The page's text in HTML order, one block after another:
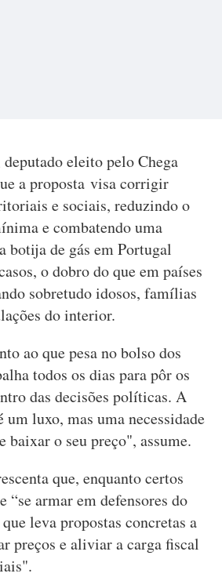
eleito pelo Chega
a proposta visa corrigir
e sociais, reduzindo o
e combatendo uma
botija de gás em Portugal
o dobro do que em países
sobretudo idosos, famílias
do interior.
ao que pesa no bolso dos
todos os dias para pôr os
das decisões políticas. A
um luxo, mas uma necessidade
baixar o seu preço", assume.
que, enquanto certos
“se armar em defensores do
leva propostas concretas a
preços e aliviar a carga fiscal